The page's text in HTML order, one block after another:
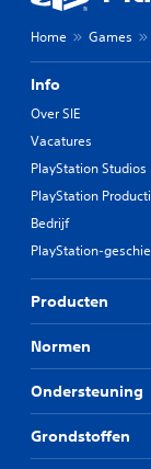
Home Games
Info
Over SIE
Vacatures
PlayStation Studios
PlayStation
Bedrijf
PlayStation-
Producten
Normen
Ondersteuning
Grondstoffen